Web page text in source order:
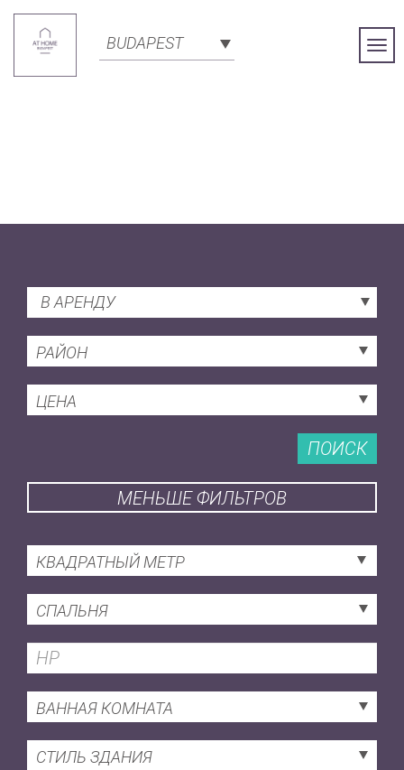
BUDAPEST
В АРЕНДУ
РАЙОН
ЦЕНА
ПОИСК
МЕНЬШЕ ФИЛЬТРОВ
КВАДРАТНЫЙ МЕТР
СПАЛЬНЯ
ВАННАЯ КОМНАТА
СТИЛЬ ЗДАНИЯ